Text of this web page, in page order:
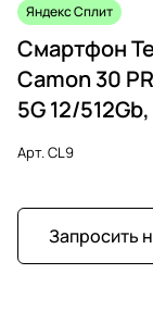
Яндекс Сплит
Смартфон
Camon 30
5G 12/
Арт.CL9
Запросить